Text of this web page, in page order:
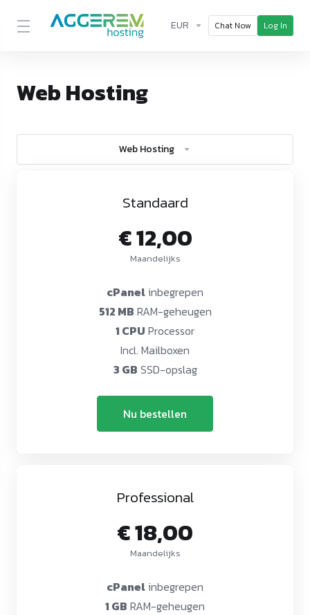
EUR Chat Now Log In
Web Hosting
Web Hosting
Standaard
€ 12,00
Maandelijks
cPanelinbegrepen
512 MB RAM-geheugen
1 CPU Processor
Incl. Mailboxen
3 GB SSD-opslag
Nu bestellen
Professional
€ 18,00
Maandelijks
cPanelinbegrepen
1 GB RAM-geheugen